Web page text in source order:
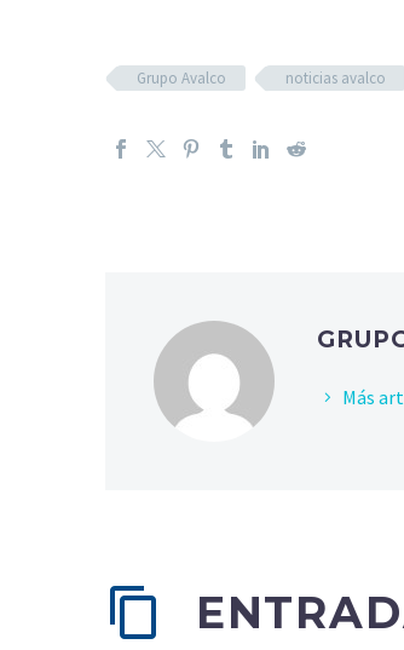
Grupo Avalco noticias avalco
Más